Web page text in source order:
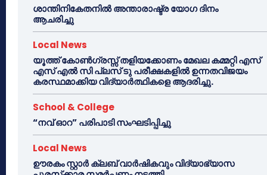
ശാന്തിനികേതനിൽ അന്താരാഷ്ട്ര യോഗ ദിനം
ആചരിച്ചു
Local News
യൂത്ത് കോൺഗ്രസ്സ് തളിയക്കോണം മേഖല കമ്മറ്റി എസ്
എസ് എൽ സി പ്ലസ് ടു പരീക്ഷകളിൽ ഉന്നതവിജയം
കരസ്ഥമാക്കിയ വിദ്യാർത്ഥികളെ ആദരിച്ചു.
School & College
“നവ് ഓറ” പരിപാടി സംഘടിപ്പിച്ചു
Local News
ഊരകം സ്റ്റാർ ക്ലബ് വാർഷികവും വിദ്യാഭ്യാസ